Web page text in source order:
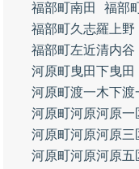
福部町南田
福部
福部町久志羅上野
福部町左近清内谷
河原町曳田下曳田
河原町渡一木下渡
河原町河原河原一
河原町河原河原三
河原町河原河原五